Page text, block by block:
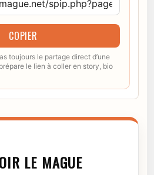
COPIER
toujours le partage direct d’une
le lien à coller en story, bio
LE MAGUE